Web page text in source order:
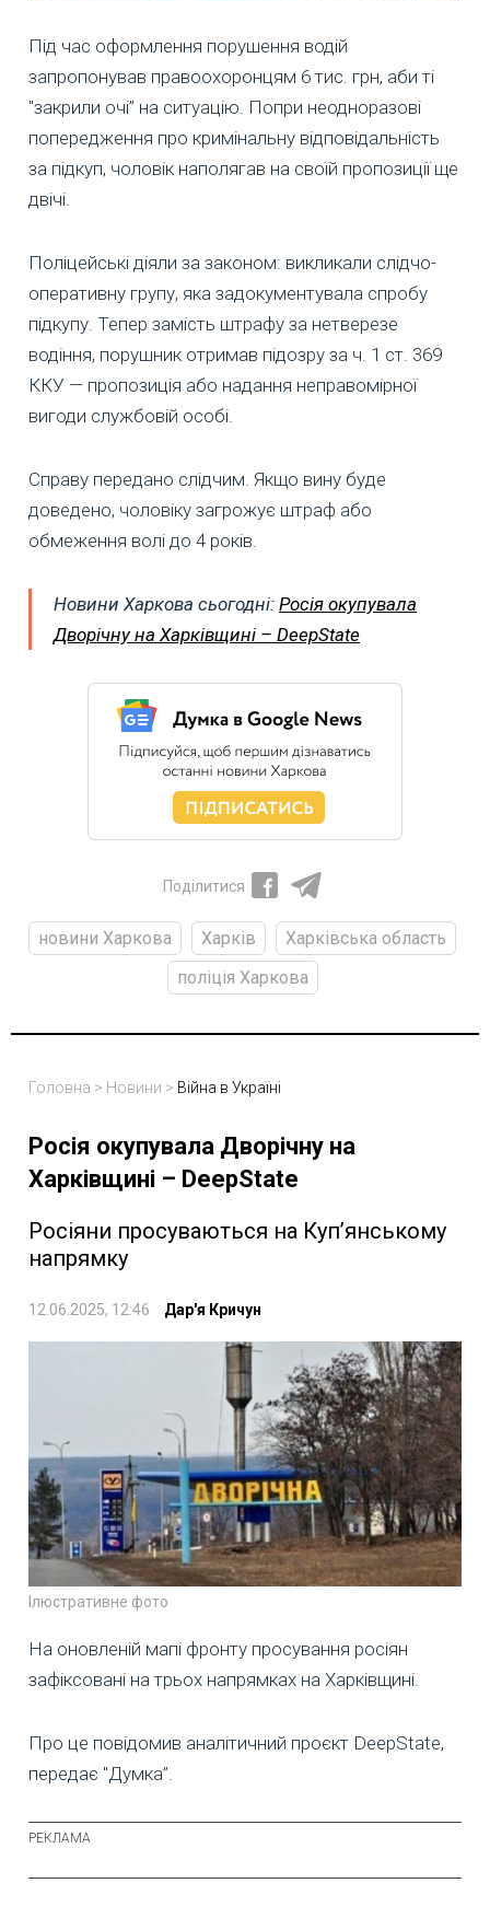
Під час оформлення порушення водій
запропонував правоохоронцям 6 тис. грн, аби ті
"закрили очі” на ситуацію. Попри неодноразові
попередження про кримінальну відповідальність
за підкуп, чоловік наполягав на своїй пропозиції ще
двічі.
Поліцейські діяли за законом: викликали слідчо-
оперативну групу, яка задокументувала спробу
підкупу. Тепер замість штрафу за нетверезе
водіння, порушник отримав підозру за ч. 1 ст. 369
ККУ — пропозиція або надання неправомірної
вигоди службовій особі.
Справу передано слідчим. Якщо вину буде
доведено, чоловіку загрожує штраф або
обмеження волі до 4 років.
Новини Харкова сьогодні: Росія окупувала
Дворічну на Харківщині – DeepState
Поділитися
новини Харкова Харків
Харківська область
поліція Харкова
Головна > Новини > Війна в Україні
Росія окупувала Дворічну на
Харківщині – DeepState
Росіяни просуваються на Купʼянському
напрямку
12.06.2025, 12:46 Дар'я Кричун
Ілюстративне фото
На оновленій мапі фронту просування росіян
зафіксовані на трьох напрямках на Харківщині.
Про це повідомив аналітичний проєкт DeepState,
передає "Думка”.